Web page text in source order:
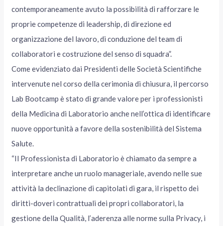
contemporaneamente avuto la possibilità di rafforzare le
proprie competenze di leadership, di direzione ed
organizzazione del lavoro, di conduzione del team di
collaboratori e costruzione del senso di squadra”.
Come evidenziato dai Presidenti delle Società Scientifiche
intervenute nel corso della cerimonia di chiusura, il percorso
Lab Bootcamp è stato di grande valore per i professionisti
della Medicina di Laboratorio anche nell’ottica di identificare
nuove opportunità a favore della sostenibilità del Sistema
Salute.
“Il Professionista di Laboratorio è chiamato da sempre a
interpretare anche un ruolo manageriale, avendo nelle sue
attività la declinazione di capitolati di gara, il rispetto dei
diritti-doveri contrattuali dei propri collaboratori, la
gestione della Qualità, l’aderenza alle norme sulla Privacy, i